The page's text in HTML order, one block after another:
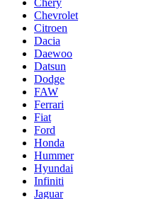
Chery
Chevrolet
Citroen
Dacia
Daewoo
Datsun
Dodge
FAW
Ferrari
Fiat
Ford
Honda
Hummer
Hyundai
Infiniti
Jaguar